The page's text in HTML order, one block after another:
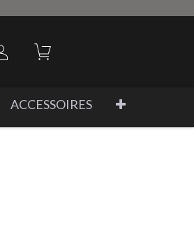
ACCESSOIRES